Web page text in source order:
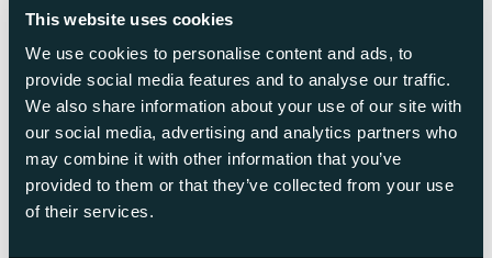
This website uses cookies
We use cookies to personalise content and ads, to
provide social media features and to analyse our traffic.
We also share information about your use of our site with
our social media, advertising and analytics partners who
may combine it with other information that you’ve
provided to them or that they’ve collected from your use
of their services.
toiminta edellyttää osapuolten keskeisten järjestelmien
integroimista rajapinnoin sekä vahvaa tietoturvaosaamista.
Samalla on pohdittava sitä, kuka loppu viimeksi vastaa
kokonaisuudesta.
Lue lisää digitaalisen
liiketoiminnan trendeistä